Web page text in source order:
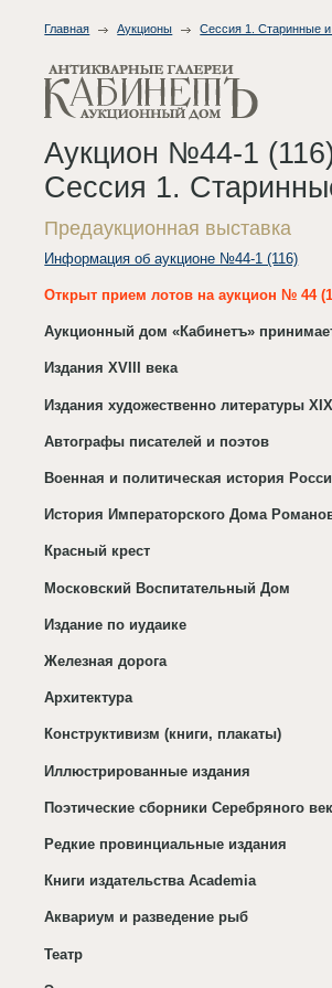
Главная Аукционы Сессия 1. Старинные и
Аукцион №44-1
Сессия 1.
Предаукционная выставка
Информация об аукционе №44-1 (116)
Открыт прием лотов на аукцион № 44
Аукционный дом «Кабинетъ»
Издания XVIII века
Издания художественно литературы
Автографы писателей и поэтов
Военная и политическая история
История Императорского Дома
Красный крест
Московский Воспитательный Дом
Издание по иудаике
Железная дорога
Архитектура
Конструктивизм (книги, плакаты)
Иллюстрированные издания
Поэтические сборники Серебряного
Редкие провинциальные издания
Книги издательства Academia
Аквариум и разведение рыб
Театр